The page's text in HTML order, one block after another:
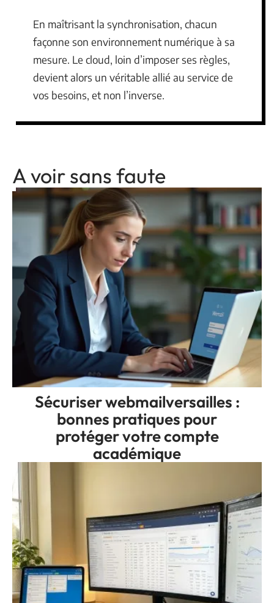
En maîtrisant la synchronisation, chacun
façonne son environnement numérique à sa
mesure. Le cloud, loin d’imposer ses règles,
devient alors un véritable allié au service de
vos besoins, et non l’inverse.
A voir sans faute
Sécuriser webmailversailles :
bonnes pratiques pour
protéger votre compte
académique